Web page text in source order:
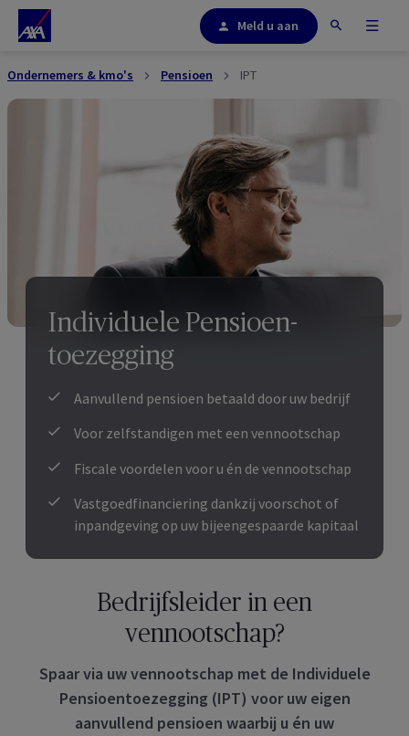
Meld u aan
Ondernemers & kmo's Pensioen IPT
Individuele Pensioen-
toezegging
Aanvullend pensioen betaald door uw bedrijf
Voor zelfstandigen met een vennootschap
Fiscale voordelen voor u én de vennootschap
Vastgoedfinanciering dankzij voorschot of
inpandgeving op uw bijeengespaarde kapitaal
Bedrijfsleider in een
vennootschap?
Spaar via uw vennootschap met de Individuele
Pensioentoezegging (IPT) voor uw eigen
aanvullend pensioen waarbij u én uw